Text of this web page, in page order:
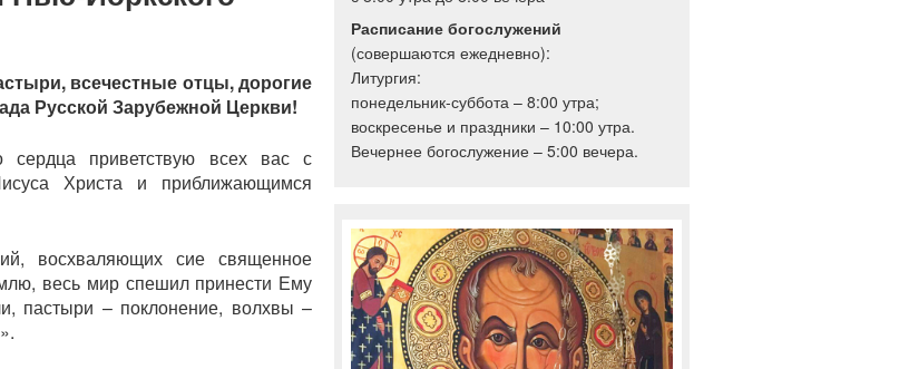
всечестные отцы, дорогие
Русской Зарубежной Церкви!
сердца приветствую всех вас с
Христа и приближающимся
восхваляющих сие священное
весь мир спешил принести Ему
пастыри – поклонение, волхвы –
Расписание богослужений
(совершаются ежедневно):
Литургия:
понедельник-суббота – 8:00 утра;
воскресенье и праздники – 10:00 утра.
Вечернее богослужение – 5:00 вечера.